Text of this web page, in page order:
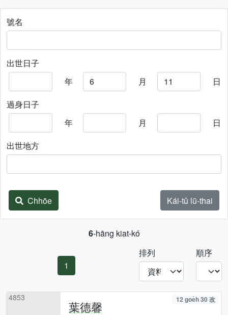
號名
出世日子
年
月
日
過身日子
年
月
日
出世地方
Chhōe Kái-tû lū-thai
6-hāng kiat-kó
1
排列 順序
4853
葉德馨 12 goe̍h 30 改